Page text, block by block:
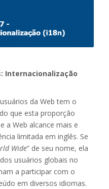
Internacionalização
da Web tem o
que esta proporção
a Web alcance mais e
limitada em inglês. Se
Wide” de seu nome, ela
usuários globais no
a participar com o
em diversos idiomas.